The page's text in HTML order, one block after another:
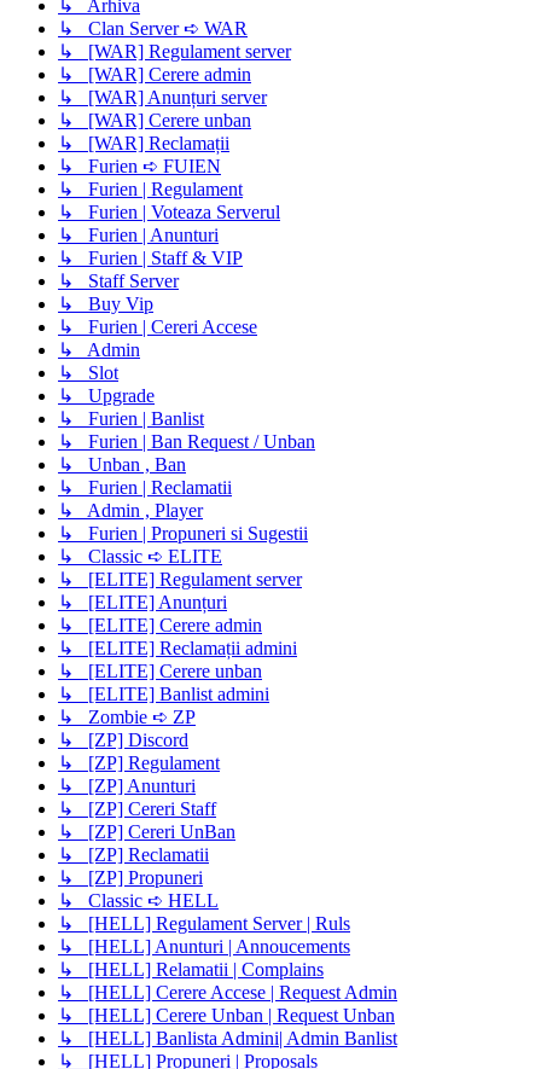
↳ Arhiva
↳ Clan Server ➪ WAR
↳ [WAR] Regulament server
↳ [WAR] Cerere admin
↳ [WAR] Anunțuri server
↳ [WAR] Cerere unban
↳ [WAR] Reclamații
↳ Furien ➪ FUIEN
↳ Furien | Regulament
↳ Furien | Voteaza Serverul
↳ Furien | Anunturi
↳ Furien | Staff & VIP
↳ Staff Server
↳ Buy Vip
↳ Furien | Cereri Accese
↳ Admin
↳ Slot
↳ Upgrade
↳ Furien | Banlist
↳ Furien | Ban Request / Unban
↳ Unban , Ban
↳ Furien | Reclamatii
↳ Admin , Player
↳ Furien | Propuneri si Sugestii
↳ Classic ➪ ELITE
↳ [ELITE] Regulament server
↳ [ELITE] Anunțuri
↳ [ELITE] Cerere admin
↳ [ELITE] Reclamații admini
↳ [ELITE] Cerere unban
↳ [ELITE] Banlist admini
↳ Zombie ➪ ZP
↳ [ZP] Discord
↳ [ZP] Regulament
↳ [ZP] Anunturi
↳ [ZP] Cereri Staff
↳ [ZP] Cereri UnBan
↳ [ZP] Reclamatii
↳ [ZP] Propuneri
↳ Classic ➪ HELL
↳ [HELL] Regulament Server | Ruls
↳ [HELL] Anunturi | Annoucements
↳ [HELL] Relamatii | Complains
↳ [HELL] Cerere Accese | Request Admin
↳ [HELL] Cerere Unban | Request Unban
↳ [HELL] Banlista Admini| Admin Banlist
↳ [HELL] Propuneri | Proposals